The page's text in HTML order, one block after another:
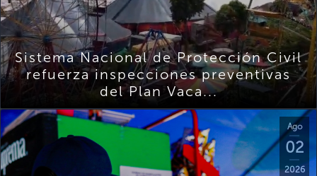
Sistema Nacional de Protección Civil
refuerza inspecciones preventivas
del Plan Vaca...
Ago
02
2026